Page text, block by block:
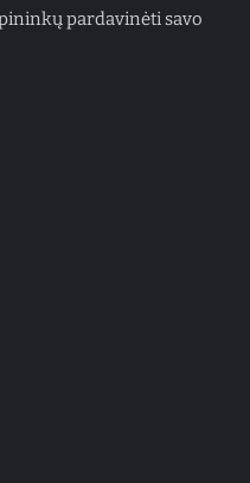
pardavinėti savo